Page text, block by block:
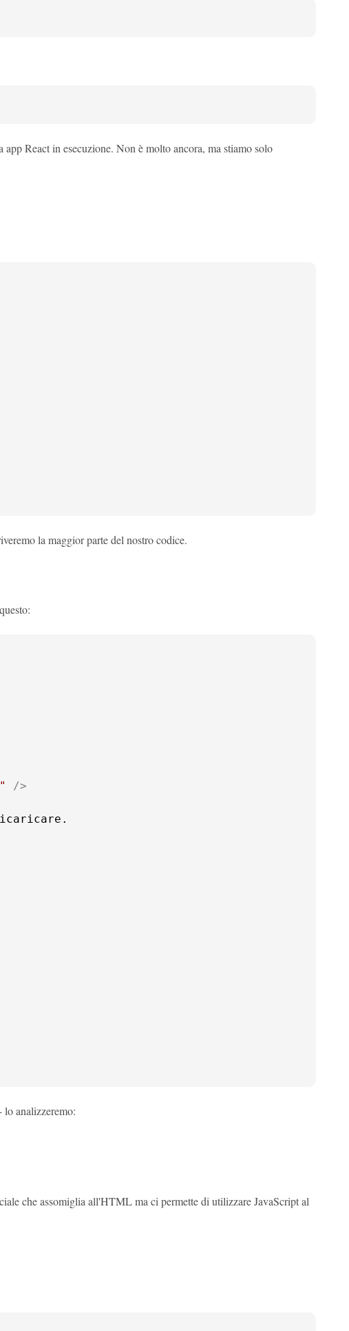
React in esecuzione. Non è molto ancora, ma stiamo solo
la maggior parte del nostro codice.
/>
lo analizzeremo:
che assomiglia all'HTML ma ci permette di utilizzare JavaScript al